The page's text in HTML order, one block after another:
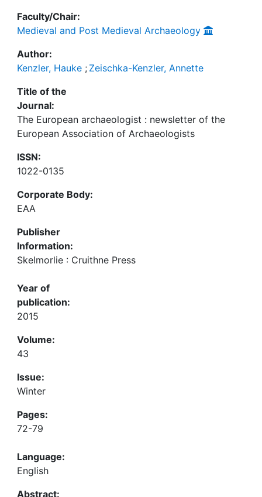
Faculty/Chair:
Medieval and Post Medieval Archaeology
Author:
Kenzler, Hauke ; Zeischka-Kenzler, Annette
Title of the
Journal:
The European archaeologist : newsletter of the
European Association of Archaeologists
ISSN:
1022-0135
Corporate Body:
EAA
Publisher
Information:
Skelmorlie : Cruithne Press
Year of
publication:
2015
Volume:
43
Issue:
Winter
Pages:
72-79
Language:
English
Abstract: